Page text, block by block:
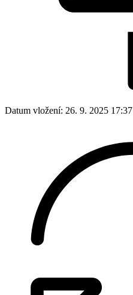
Datum vložení: 26. 9. 2025 17:37